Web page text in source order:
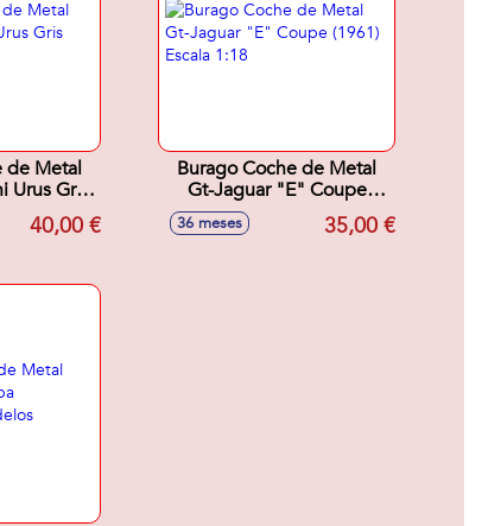
de Metal
Urus Gris
40,00 €
Burago Coche de Metal
Gt-Jaguar "E" Coupe
(1961) Escala 1:18
36 meses 35,00 €